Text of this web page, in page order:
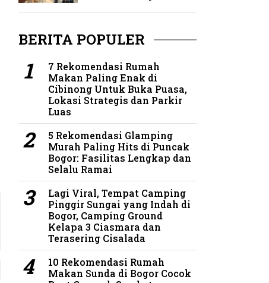
BERITA POPULER
7 Rekomendasi Rumah
Makan Paling Enak di
Cibinong Untuk Buka Puasa,
Lokasi Strategis dan Parkir
Luas
5 Rekomendasi Glamping
Murah Paling Hits di Puncak
Bogor: Fasilitas Lengkap dan
Selalu Ramai
Lagi Viral, Tempat Camping
Pinggir Sungai yang Indah di
Bogor, Camping Ground
Kelapa 3 Ciasmara dan
Terasering Cisalada
10 Rekomendasi Rumah
Makan Sunda di Bogor Cocok